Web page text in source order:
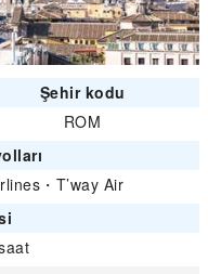
Şehir kodu
ROM
・ T’way Air